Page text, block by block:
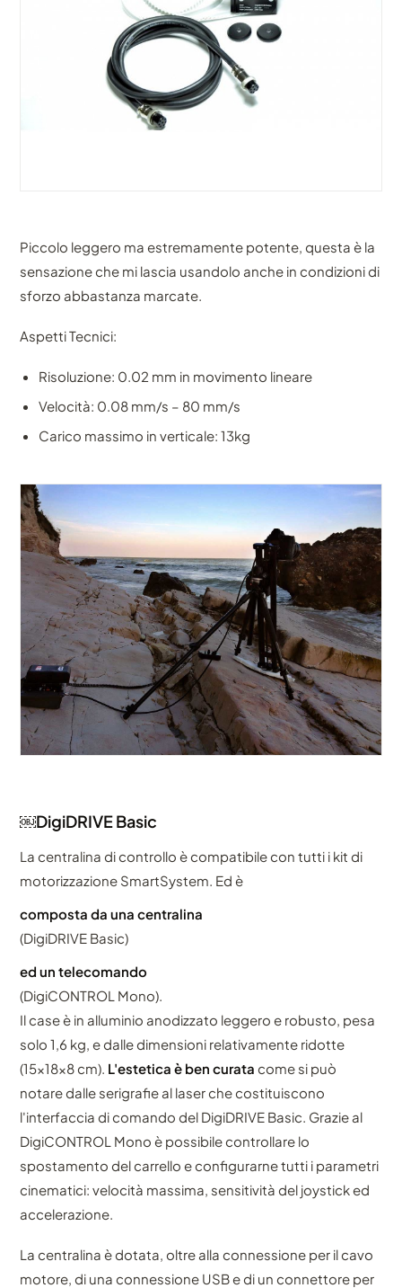
Piccolo leggero ma estremamente potente, questa è la
sensazione che mi lascia usandolo anche in condizioni di
sforzo abbastanza marcate.
Aspetti Tecnici:
Risoluzione: 0.02 mm in movimento lineare
Velocità: 0.08 mm/s – 80 mm/s
Carico massimo in verticale: 13kg
￼DigiDRIVE Basic
La centralina di controllo è compatibile con tutti i kit di
motorizzazione SmartSystem. Ed è
composta da una centralina
(DigiDRIVE Basic)
ed un telecomando
(DigiCONTROL Mono).
Il case è in alluminio anodizzato leggero e robusto, pesa
solo 1,6 kg, e dalle dimensioni relativamente ridotte
(15x18x8 cm). L'estetica è ben curata come si può
notare dalle serigrafie al laser che costituiscono
l'interfaccia di comando del DigiDRIVE Basic. Grazie al
DigiCONTROL Mono è possibile controllare lo
spostamento del carrello e configurarne tutti i parametri
cinematici: velocità massima, sensitività del joystick ed
accelerazione.
La centralina è dotata, oltre alla connessione per il cavo
motore, di una connessione USB e di un connettore per